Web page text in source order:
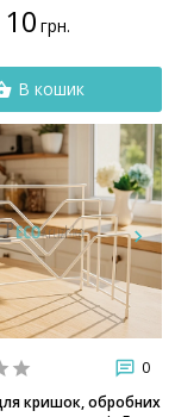
10 грн.
В кошик
0
кришок, обробних